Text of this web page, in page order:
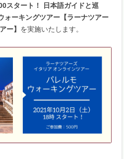
スタート！ 日本語ガイドと巡
ーキングツアー【ラーナツアー
ー】 を実施いたします。